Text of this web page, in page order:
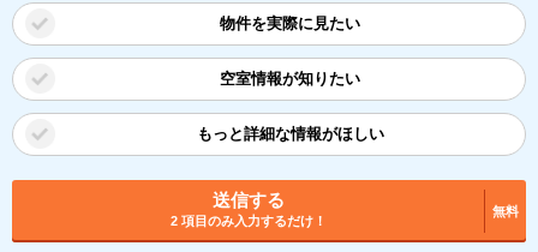
物件を実際に見たい
空室情報が知りたい
もっと詳細な情報がほしい
送信する
2 項目のみ入力するだけ！
無料